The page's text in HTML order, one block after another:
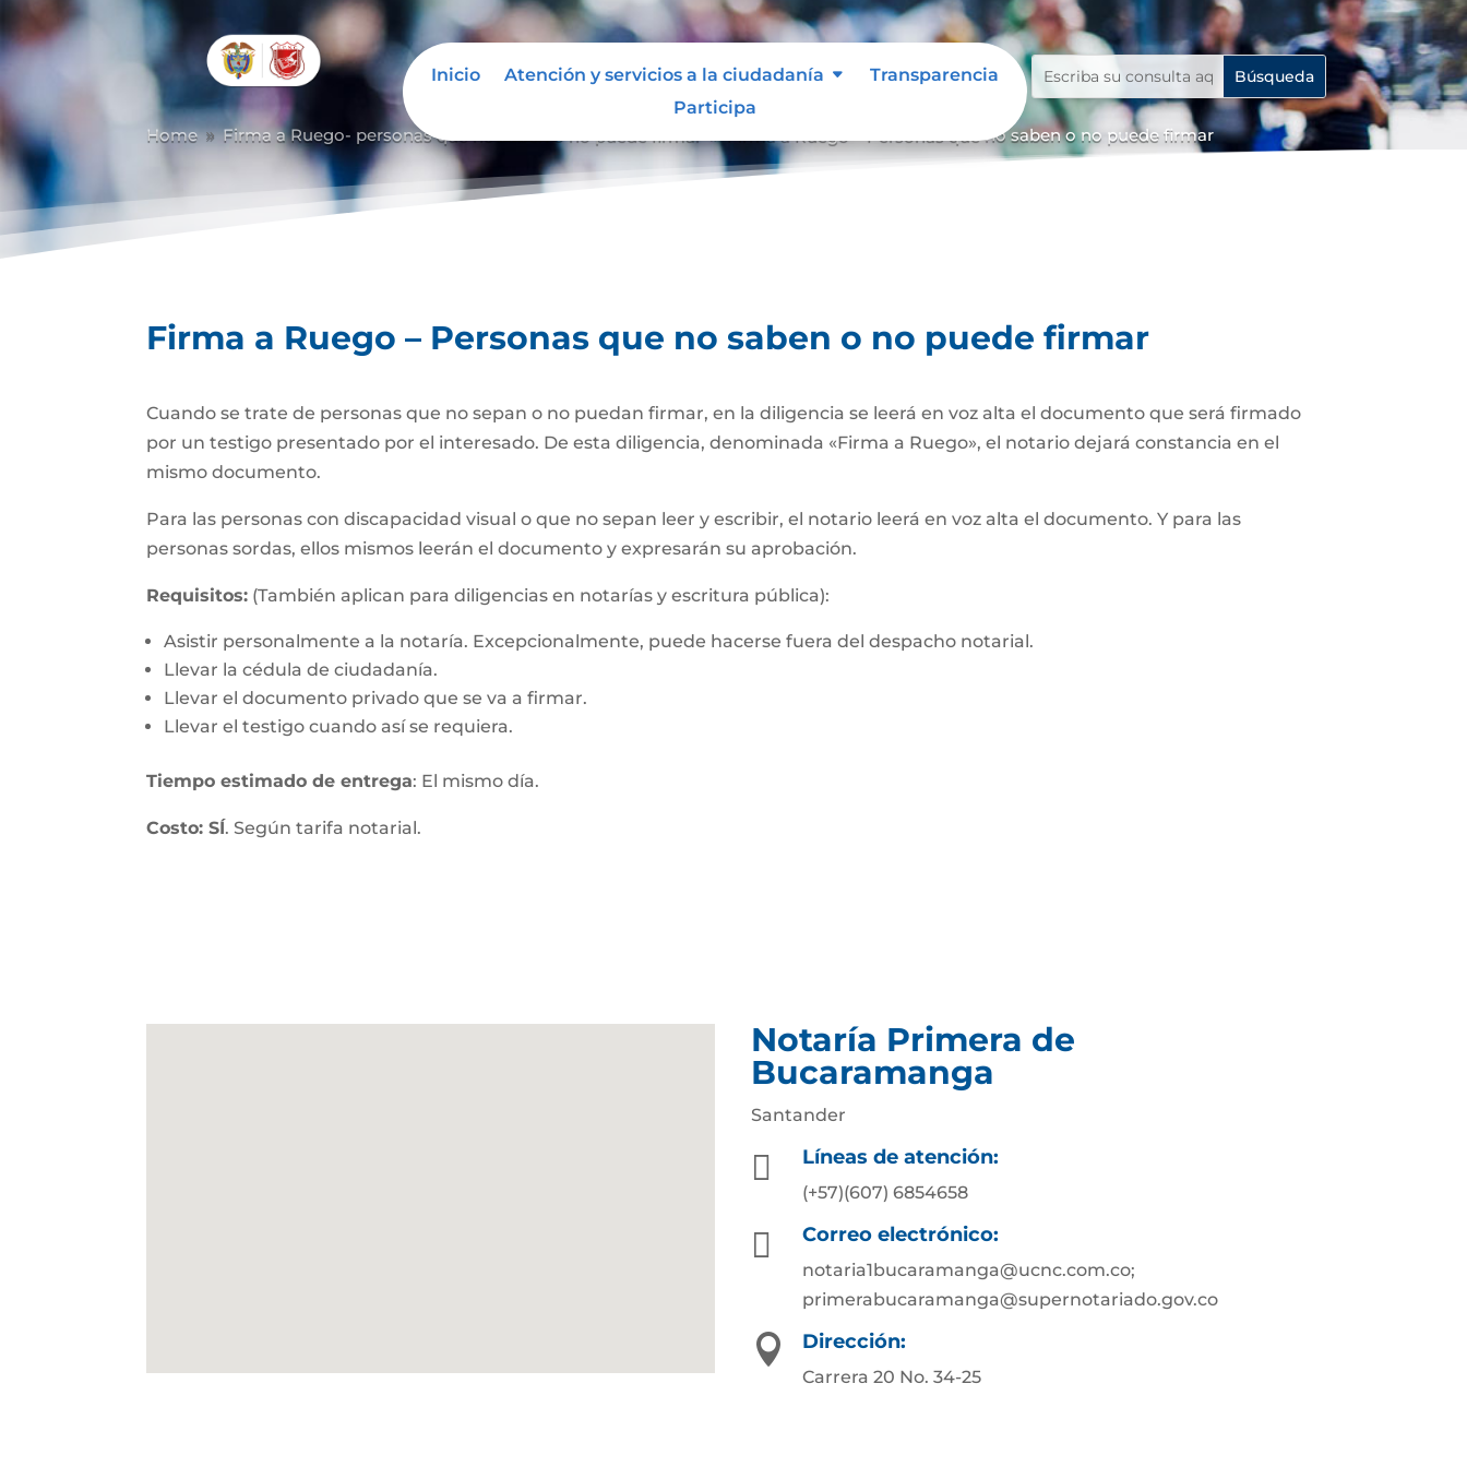
Inicio Atención y servicios a la ciudadanía
Transparencia
Participa
Home 9 Firma a Ruego- personas que no saben o no puede firmar Firma a Ruego – Personas que no saben o no puede firmar
Firma a Ruego – Personas que no saben o no puede firmar
Cuando se trate de personas que no sepan o no puedan firmar, en la diligencia se leerá en voz alta el documento que será firmado
por un testigo presentado por el interesado. De esta diligencia, denominada «Firma a Ruego», el notario dejará constancia en el
mismo documento.
Para las personas con discapacidad visual o que no sepan leer y escribir, el notario leerá en voz alta el documento. Y para las
personas sordas, ellos mismos leerán el documento y expresarán su aprobación.
Requisitos: (También aplican para diligencias en notarías y escritura pública):
Asistir personalmente a la notaría. Excepcionalmente, puede hacerse fuera del despacho notarial.
Llevar la cédula de ciudadanía.
Llevar el documento privado que se va a firmar.
Llevar el testigo cuando así se requiera.
Tiempo estimado de entrega: El mismo día.
Costo: SÍ. Según tarifa notarial.
Notaría Primera de
Bucaramanga
Santander
 Líneas de atención:
(+57)(607) 6854658
 Correo electrónico:
notaria1bucaramanga@ucnc.com.co;
primerabucaramanga@supernotariado.gov.co
 Dirección:
Carrera 20 No. 34-25